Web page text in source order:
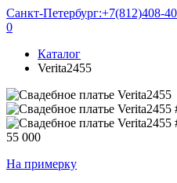
Санкт-Петербург:+7(812)408-
0
Каталог
Verita2455
55 000
На примерку